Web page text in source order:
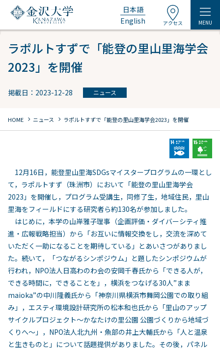
日本語
English
アクセス MENU
ラポルトすずで「能登の里山里海学会
2023」を開催
掲載日：2023-12-28 ニュース
HOME chevron_right ニュース chevron_right ラポルトすずで「能登の里山里海学会2023」を開催
12月16日，能登里山里海SDGsマイスタープログラムの一環とし
て，ラポルトすず（珠洲市）において「能登の里山里海学会
2023」を開催し，プログラム受講生，同修了生，地域住民，里山
里海をフィールドにする研究者ら約130名が参加しました。
はじめに，本学の山岸雅子理事（企画評価・ダイバーシティ推
進・広報戦略担当）から「お互いに情報交換をし，交流を深めて
いただく一助になることを期待している」とあいさつがありまし
た。続いて，「つながるシンポジウム」と題したシンポジウムが
行われ，NPO法人日高わのわ会の安岡千春氏から「できる人が，
できる時間に，できることを」，横浜をつなげる30人”まま
maioka”の中川隆義氏から「神奈川県横浜市舞岡公園での取り組
み」，エスティ環境設計研究所の松本和也氏から「里山のアップ
サイクルプロジェクト～かなたけの里公園 公園づくりから地域づ
くりへ～」，NPO法人北九州・魚部の井上大輔氏から「人と温泉
と生きものと」について話題提供がありました。その後，パネル